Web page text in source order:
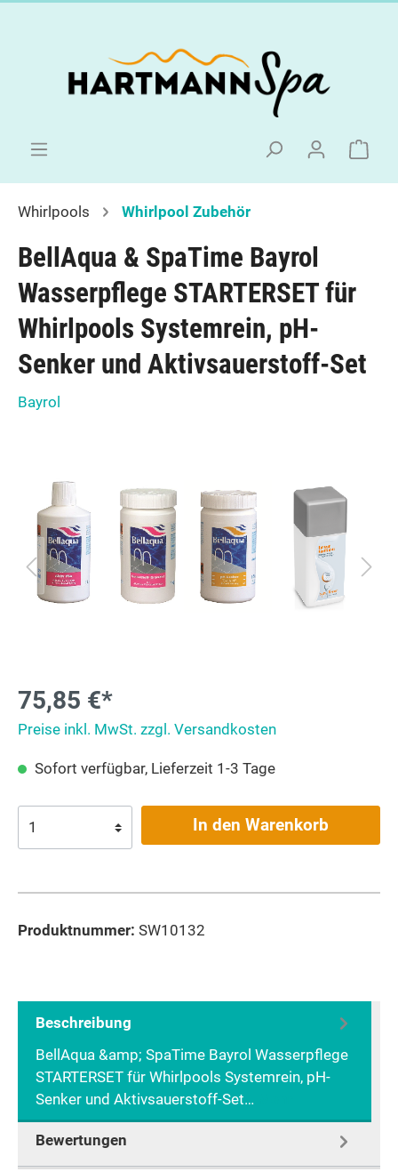
Whirlpools Whirlpool Zubehör
BellAqua & SpaTime Bayrol
Wasserpflege STARTERSET für
Whirlpools Systemrein, pH-
Senker und Aktivsauerstoff-Set
Bayrol
75,85 €*
Preise inkl. MwSt. zzgl. Versandkosten
Sofort verfügbar, Lieferzeit 1-3 Tage
In den Warenkorb
Produktnummer: SW10132
Beschreibung
BellAqua &amp; SpaTime Bayrol Wasserpflege
STARTERSET für Whirlpools Systemrein, pH-
Senker und Aktivsauerstoff-Set…
Bewertungen